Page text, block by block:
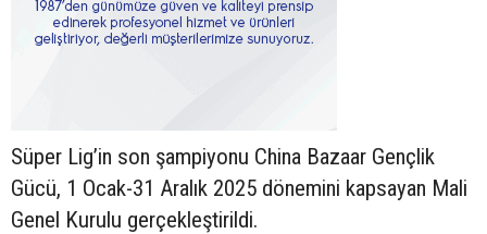
Süper Lig’in son şampiyonu China Bazaar Gençlik
Gücü, 1 Ocak-31 Aralık 2025 dönemini kapsayan Mali
Genel Kurulu gerçekleştirildi.